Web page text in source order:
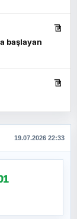
başlayan
Yeni
19.07.2026 22:33